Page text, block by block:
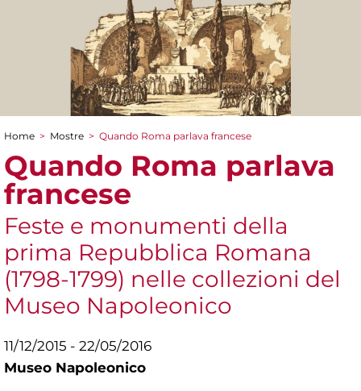
Tu sei qui
Home > Mostre > Quando Roma parlava francese
Quando Roma parlava
francese
Feste e monumenti della
prima Repubblica Romana
(1798-1799) nelle collezioni del
Museo Napoleonico
11/12/2015 - 22/05/2016
Museo Napoleonico